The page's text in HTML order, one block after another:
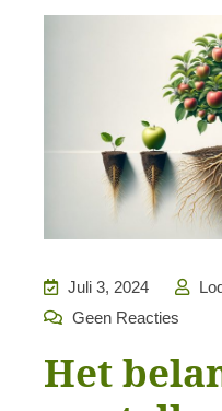
Juli 3, 2024
Geen Reacties
Het